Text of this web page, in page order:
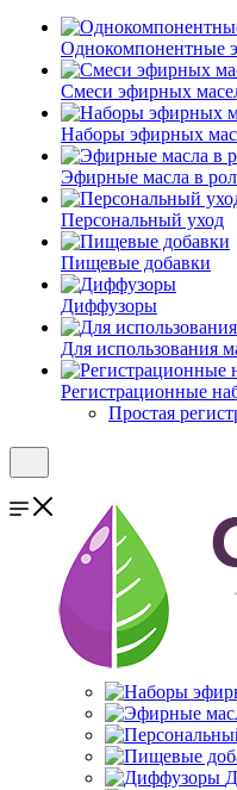
Однокомпонентные
Смеси эфирных
Наборы эфирных
Эфирные масла в
Персональный уход
Пищевые добавки
Диффузоры
Для использования
Регистрационные
Простая